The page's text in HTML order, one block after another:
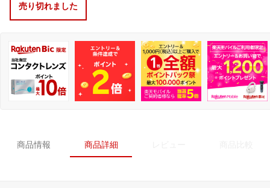
売り切れました
商品情報 商品詳細